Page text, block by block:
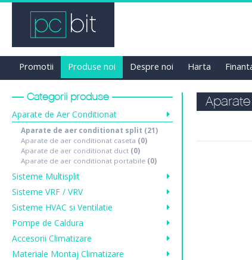
Promotii Produse noi Despre noi Harta
Categorii produse
Aparate de Aer Conditionat
Aparate de aer conditionat split (21)
Aparate de aer conditionat caseta (0)
Aparate de aer conditionat duct (0)
Aparate de aer conditionat portabile (0)
Sisteme Multisplit
Sisteme VRF / VRV
Sisteme HVAC si Ventilatie
Pompe de Caldura
Accesorii Climatizare
Materiale Montaj Climatizare